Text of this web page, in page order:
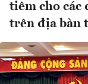
tiêm cho các
trên địa bàn